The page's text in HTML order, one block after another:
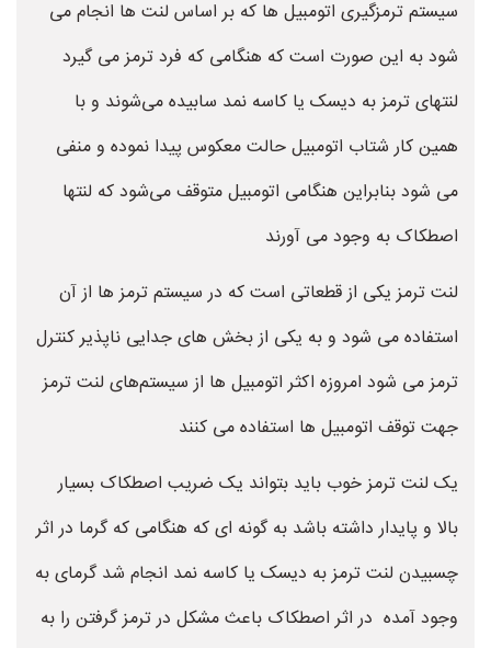
سیستم ترمزگیری اتومبیل ها که بر اساس لنت ها انجام می
شود به این صورت است که هنگامی که فرد ترمز می گیرد
لنتهای ترمز به دیسک یا کاسه نمد سابیده می‌شوند و با
همین کار شتاب اتومبیل حالت معکوس پیدا نموده و منفی
می شود بنابراین هنگامی اتومبیل متوقف می‌شود که لنتها
اصطکاک به وجود می آورند
لنت ترمز یکی از قطعاتی است که در سیستم ترمز ها از آن
استفاده می شود و به یکی از بخش های جدایی ناپذیر کنترل
ترمز می شود امروزه اکثر اتومبیل ها از سیستم‌های لنت ترمز
جهت توقف اتومبیل ها استفاده می کنند
یک لنت ترمز خوب باید بتواند یک ضریب اصطکاک بسیار
بالا و پایدار داشته باشد به گونه ای که هنگامی که گرما در اثر
چسبیدن لنت ترمز به دیسک یا کاسه نمد انجام شد گرمای به
وجود آمده در اثر اصطکاک باعث مشکل در ترمز گرفتن را به